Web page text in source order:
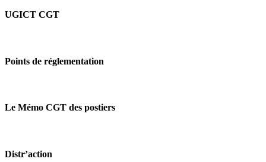
UGICT CGT
Points de réglementation
Le Mémo CGT des postiers
Distr’action